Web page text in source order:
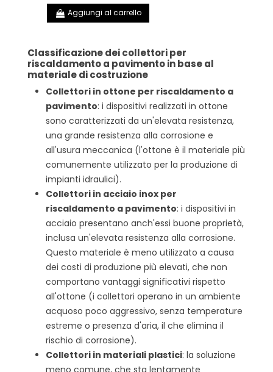
Aggiungi al carrello
Classificazione dei collettori per
riscaldamento a pavimento in base al
materiale di costruzione
Collettori in ottone per riscaldamento a
pavimento: i dispositivi realizzati in ottone
sono caratterizzati da un'elevata resistenza,
una grande resistenza alla corrosione e
all'usura meccanica (l'ottone è il materiale più
comunemente utilizzato per la produzione di
impianti idraulici).
Collettori in acciaio inox per
riscaldamento a pavimento: i dispositivi in
acciaio presentano anch'essi buone proprietà,
inclusa un'elevata resistenza alla corrosione.
Questo materiale è meno utilizzato a causa
dei costi di produzione più elevati, che non
comportano vantaggi significativi rispetto
all'ottone (i collettori operano in un ambiente
acquoso poco aggressivo, senza temperature
estreme o presenza d'aria, il che elimina il
rischio di corrosione).
Collettori in materiali plastici: la soluzione
meno comune, che sta lentamente